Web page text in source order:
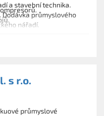
a stavební technika.
průmyslového
nářadí.
s r.o.
průmyslové